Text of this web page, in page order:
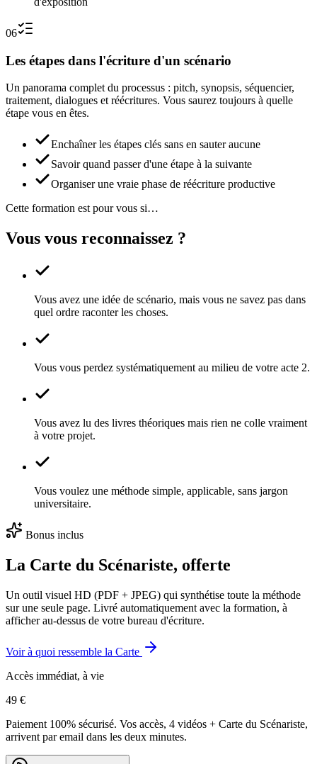
06
Les étapes dans l'écriture d'un scénario
Un panorama complet du processus : pitch, synopsis, séquencier,
traitement, dialogues et réécritures. Vous saurez toujours à quelle
étape vous en êtes.
Enchaîner les étapes clés sans en sauter aucune
Savoir quand passer d'une étape à la suivante
Organiser une vraie phase de réécriture productive
Cette formation est pour vous si…
Vous vous reconnaissez ?
Vous avez une idée de scénario, mais vous ne savez pas dans
quel ordre raconter les choses.
Vous vous perdez systématiquement au milieu de votre acte 2.
Vous avez lu des livres théoriques mais rien ne colle vraiment
à votre projet.
Vous voulez une méthode simple, applicable, sans jargon
universitaire.
Bonus inclus
La Carte du Scénariste, offerte
Un outil visuel HD (PDF + JPEG) qui synthétise toute la méthode
sur une seule page. Livré automatiquement avec la formation, à
afficher au-dessus de votre bureau d'écriture.
Voir à quoi ressemble la Carte
Accès immédiat, à vie
49 €
Paiement 100% sécurisé. Vos accès, 4 vidéos + Carte du Scénariste,
arrivent par email dans les deux minutes.